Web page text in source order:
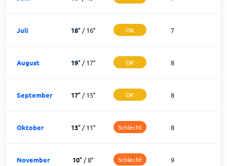
Juli 18°/16° OK 7
August 19°/17° OK 8
September 17°/15° OK 8
Oktober 13°/11° Schlecht 8
November 10° /8° Schlecht 9